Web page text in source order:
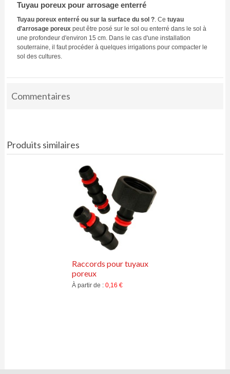
Tuyau poreux pour arrosage enterré
Tuyau poreux enterré ou sur la surface du sol ?. Cetuyau
d'arrosage poreux peut être posé sur le sol ou enterré dans le sol à
une profondeur d'environ 15 cm. Dans le cas d'une installation
souterraine, il faut procéder à quelques irrigations pour compacter le
sol des cultures.
Commentaires
Produits similaires
Raccords pour tuyaux
poreux
À partir de : 0,16 €